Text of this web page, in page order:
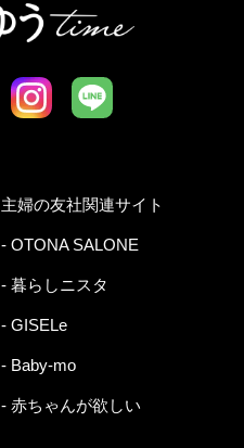
主婦の友社関連サイト
- OTONA SALONE
- 暮らしニスタ
- GISELe
- Baby-mo
- 赤ちゃんが欲しい